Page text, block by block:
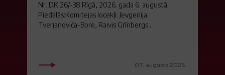
Nr. DK 26/-38 Rīgā, 2026. gada 6. augustā.
Piedalās:Komitejas locekļi: Jevgenija
Tverjanoviča-Bore, Raivis Grīnbergs...
07. augusts 2026.